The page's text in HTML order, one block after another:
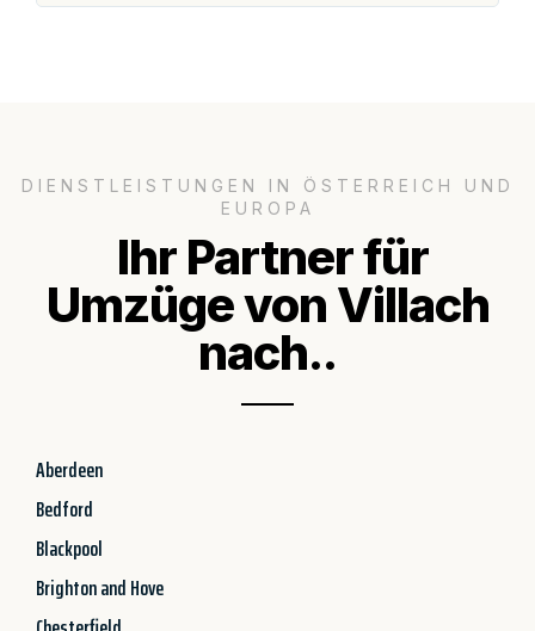
DIENSTLEISTUNGEN IN ÖSTERREICH UND
EUROPA
Ihr Partner für
Umzüge von Villach
nach..
Aberdeen
Bedford
Blackpool
Brighton and Hove